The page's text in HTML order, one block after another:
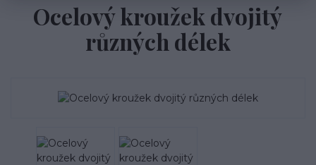
Ocelový kroužek dvojitý
různých délek